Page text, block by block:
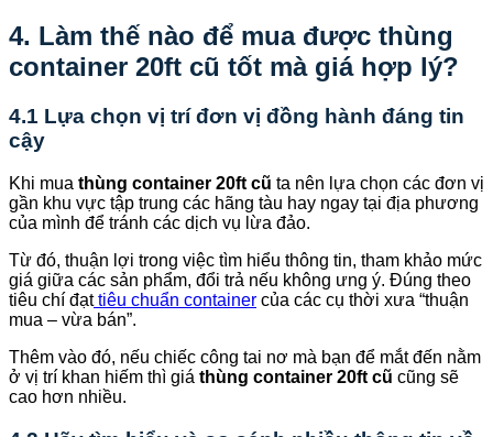
4. Làm thế nào để mua được thùng
container 20ft cũ tốt mà giá hợp lý?
4.1 Lựa chọn vị trí đơn vị đồng hành đáng tin
cậy
Khi mua thùng container 20ft cũ ta nên lựa chọn các đơn vị
gần khu vực tập trung các hãng tàu hay ngay tại địa phương
của mình để tránh các dịch vụ lừa đảo.
Từ đó, thuận lợi trong việc tìm hiểu thông tin, tham khảo mức
giá giữa các sản phẩm, đổi trả nếu không ưng ý. Đúng theo
tiêu chí đạt tiêu chuẩn container của các cụ thời xưa “thuận
mua – vừa bán”.
Thêm vào đó, nếu chiếc công tai nơ mà bạn để mắt đến nằm
ở vị trí khan hiếm thì giá thùng container 20ft cũ cũng sẽ
cao hơn nhiều.